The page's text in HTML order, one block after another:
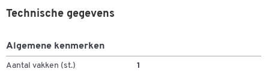
voor DIN A4
afm.: b 230 x d 110 x h 285 mm
Technische gegevens
Algemene kenmerken
Aantal vakken (st.)
1